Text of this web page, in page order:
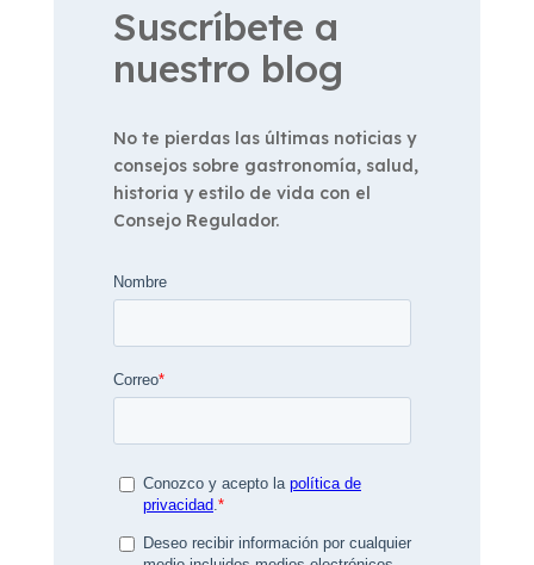
Suscríbete a
nuestro blog
No te pierdas las últimas noticias y
consejos sobre gastronomía, salud,
historia y estilo de vida con el
Consejo Regulador.